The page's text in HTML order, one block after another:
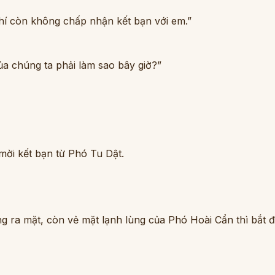
còn không chấp nhận kết bạn với em.”
chúng ta phải làm sao bây giờ?”
kết bạn từ Phó Tu Dật.
ra mặt, còn vẻ mặt lạnh lùng của Phó Hoài Cẩn thì bắt